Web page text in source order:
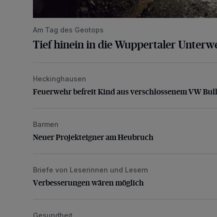
Am Tag des Geotops
Tief hinein in die Wuppertaler
Feuerwehr befreit Kind aus verschlossenem VW Bulli
Heckinghausen
Feuerwehr befreit Kind aus verschlossenem VW
Neuer Projekteigner am Heubruch
Barmen
Neuer Projekteigner am Heubruch
Verbesserungen wären möglich
Briefe von Leserinnen und Lesern
Verbesserungen wären möglich
Gesundheit